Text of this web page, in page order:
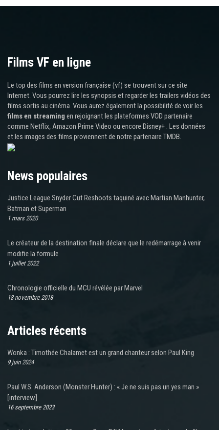
Films VF en ligne
Le top des films en version française (vf) se trouvent sur ce site
Internet. Vous pourrez lire les synopsis et regarder les trailers vidéos des
films sortis au cinéma. Vous aurez également la possibilité de voir les
films en streaming en rejoignant les plateformes VOD partenaire
comme Netflix, Amazon Prime Video ou encore Disney+ . Les données
et les images des films proviennent de notre partenaire TMDB.
News populaires
Justice League Snyder Cut Reshoots taquiné avec Martian Manhunter,
Batman et Superman
1 mars 2020
Le créateur de la destination finale déclare que le redémarrage à venir
modifie la formule
1 juillet 2022
Chronologie officielle du MCU révélée par Marvel
18 novembre 2018
Articles récents
Wonka : Timothée Chalamet est un grand chanteur selon Paul King
9 juin 2024
Paul W.S. Anderson (Monster Hunter) : « Je ne suis pas un yes man »
[interview]
16 septembre 2023